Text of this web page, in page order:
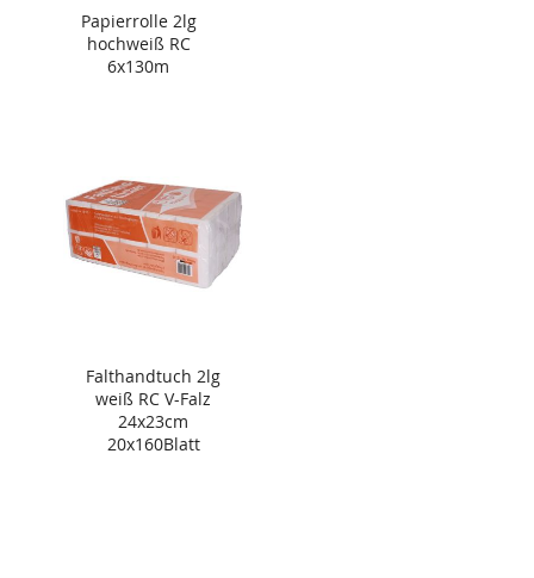
Papierrolle 2lg
hochweiß RC
6x130m
Falthandtuch 2lg
weiß RC V-Falz
24x23cm
20x160Blatt